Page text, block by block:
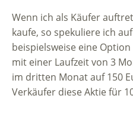
Wenn ich als Käufer
kaufe, so spekuliere ich
beispielsweise eine
mit einer Laufzeit von 3
im dritten Monat auf 150
Verkäufer diese Aktie für